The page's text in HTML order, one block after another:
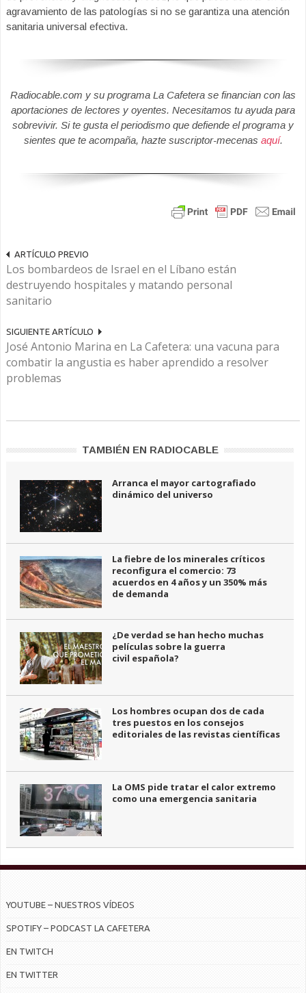
agravamiento de las patologías si no se garantiza una atención
sanitaria universal efectiva.
Radiocable.com y su programa La Cafetera se financian con las
aportaciones de lectores y oyentes. Necesitamos tu ayuda para
sobrevivir. Si te gusta el periodismo que defiende el programa y
sientes que te acompaña, hazte suscriptor-mecenas aquí.
ARTÍCULO PREVIO
Los bombardeos de Israel en el Líbano están
destruyendo hospitales y matando personal
sanitario
SIGUIENTE ARTÍCULO
José Antonio Marina en La Cafetera: una vacuna para
combatir la angustia es haber aprendido a resolver
problemas
TAMBIÉN EN RADIOCABLE
Arranca el mayor cartografiado
dinámico del universo
La fiebre de los minerales críticos
reconfigura el comercio: 73
acuerdos en 4 años y un 350% más
de demanda
¿De verdad se han hecho muchas
películas sobre la guerra
civil española?
Los hombres ocupan dos de cada
tres puestos en los consejos
editoriales de las revistas científicas
La OMS pide tratar el calor extremo
como una emergencia sanitaria
YOUTUBE – NUESTROS VÍDEOS
SPOTIFY – PODCAST LA CAFETERA
EN TWITCH
EN TWITTER